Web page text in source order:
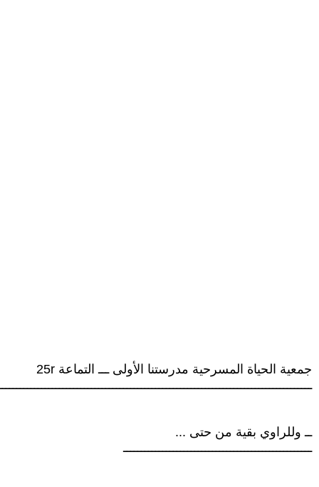
جمعية الحياة المسرحية مدرستنا الأولى ـــ التماعة 25r
ــ وللراوي بقية من حتى ...
ـــــــــــــــــــــــــــــــــــــــــــــــــــــ